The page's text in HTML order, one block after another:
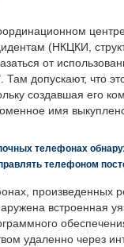
(НКЦКИ,
от
Там допускают, что
создавшая его
имя
телефонах
телефоном
произведенных
встроенная
удаленно через